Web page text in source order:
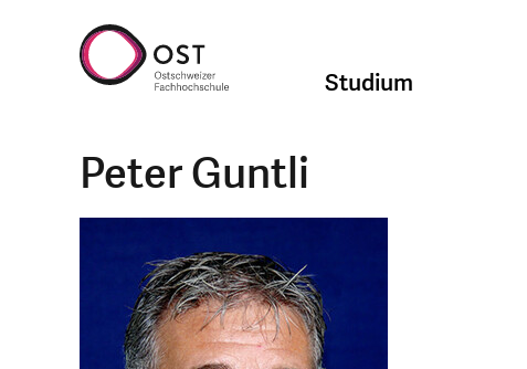
Studium
Peter Guntli